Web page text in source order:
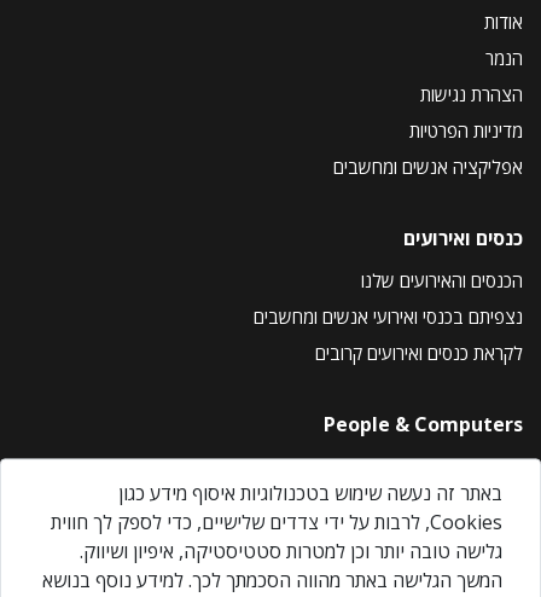
אודות
הנמר
הצהרת נגישות
מדיניות הפרטיות
אפליקציה אנשים ומחשבים
כנסים ואירועים
הכנסים והאירועים שלנו
נצפיתם בכנסי ואירועי אנשים ומחשבים
לקראת כנסים ואירועים קרובים
People & Computers
About Us
Privacy Policy
Contact Us
Our Events
באתר זה נעשה שימוש בטכנולוגיות איסוף מידע כגון
Cookies, לרבות על ידי צדדים שלישיים, כדי לספק לך חווית
גלישה טובה יותר וכן למטרות סטטיסטיקה, איפיון ושיווק.
המשך הגלישה באתר מהווה הסכמתך לכך. למידע נוסף בנושא